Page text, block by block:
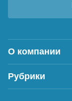
О компании
Рубрики